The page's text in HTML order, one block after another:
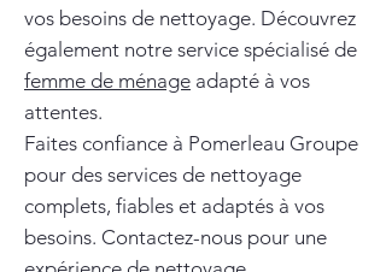
vos besoins de nettoyage. Découvrez
également notre service spécialisé de
femme de ménage adapté à vos
attentes.
Faites confiance à Pomerleau Groupe
pour des services de nettoyage
complets, fiables et adaptés à vos
besoins. Contactez-nous pour une